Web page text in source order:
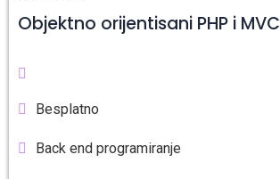
Objektno orijentisani PHP i MVC
Besplatno
Back end programiranje